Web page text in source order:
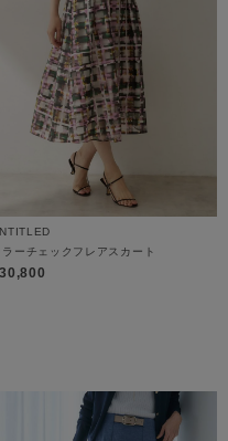
ラーチェックフレアスカート